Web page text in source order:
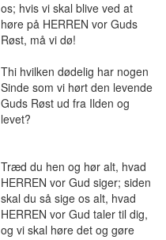
os; hvis vi skal blive ved at
høre på HERREN vor Guds
Røst, må vi dø!
Thi hvilken dødelig har nogen
Sinde som vi hørt den levende
Guds Røst ud fra Ilden og
levet?
Træd du hen og hør alt, hvad
HERREN vor Gud siger; siden
skal du så sige os alt, hvad
HERREN vor Gud taler til dig,
og vi skal høre det og gøre